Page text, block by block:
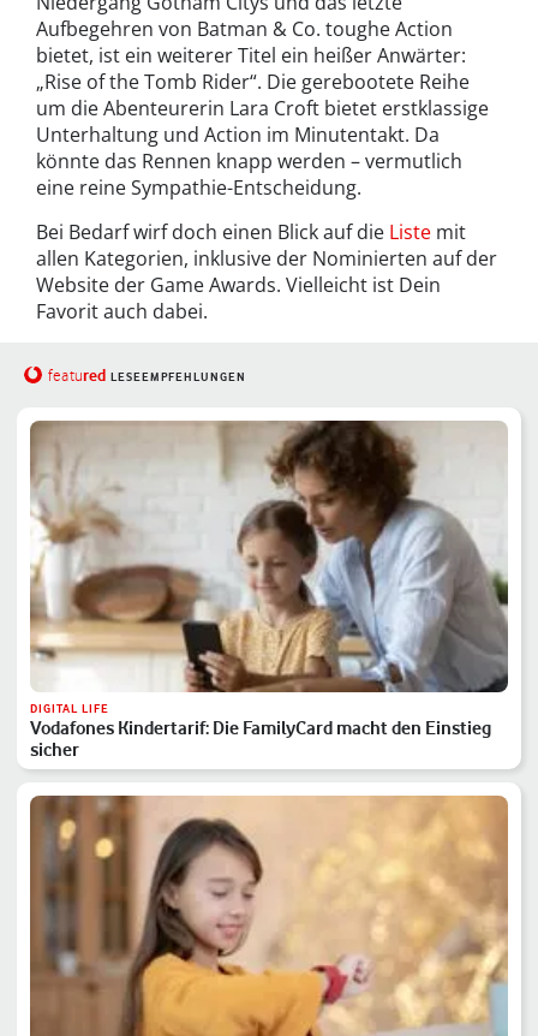
Aufbegehren von Batman & Co. toughe Action
bietet, ist ein weiterer Titel ein heißer Anwärter:
„Rise of the Tomb Rider“. Die gerebootete Reihe
um die Abenteurerin Lara Croft bietet erstklassige
Unterhaltung und Action im Minutentakt. Da
könnte das Rennen knapp werden – vermutlich
eine reine Sympathie-Entscheidung.
Bei Bedarf wirf doch einen Blick auf die Liste mit
allen Kategorien, inklusive der Nominierten auf der
Website der Game Awards. Vielleicht ist Dein
Favorit auch dabei.
featured LESEEMPFEHLUNGEN
DIGITAL LIFE
Vodafones Kindertarif: Die FamilyCard macht den Einstieg
sicher